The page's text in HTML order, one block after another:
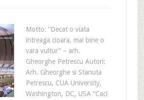
Motto: “Decat o viata
intreaga cioara, mai bine o
vara vultur” – arh.
Gheorghe Petrescu Autori:
Arh. Gheorghe si Stanuta
Petrescu, CUA University,
Washington, DC, USA “Caci